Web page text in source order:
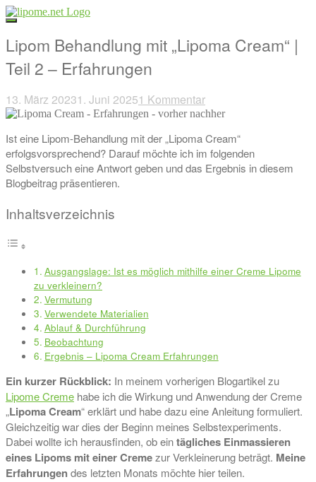
Direkt
zum
Lipom Behandlung mit „Lipoma Cream“ |
Teil 2 – Erfahrungen
13. März 20231. Juni 20251 Kommentar
Beitragsnavigation
Ist eine Lipom-Behandlung mit der „Lipoma Cream“
erfolgsvorsprechend? Darauf möchte ich im folgenden
Selbstversuch eine Antwort geben und das Ergebnis in diesem
Blogbeitrag präsentieren.
Inhaltsverzeichnis
Ausgangslage: Ist es möglich mithilfe einer Creme Lipome
zu verkleinern?
Vermutung
Verwendete Materialien
Ablauf & Durchführung
Beobachtung
Ergebnis – Lipoma Cream Erfahrungen
Ein kurzer Rückblick: In meinem vorherigen Blogartikel zu
Lipome Creme habe ich die Wirkung und Anwendung der Creme
„Lipoma Cream“ erklärt und habe dazu eine Anleitung formuliert.
Gleichzeitig war dies der Beginn meines Selbstexperiments.
Dabei wollte ich herausfinden, ob eintägliches Einmassieren
eines Lipoms mit einer Cremezur Verkleinerung beträgt. Meine
Erfahrungendes letzten Monats möchte hier teilen.